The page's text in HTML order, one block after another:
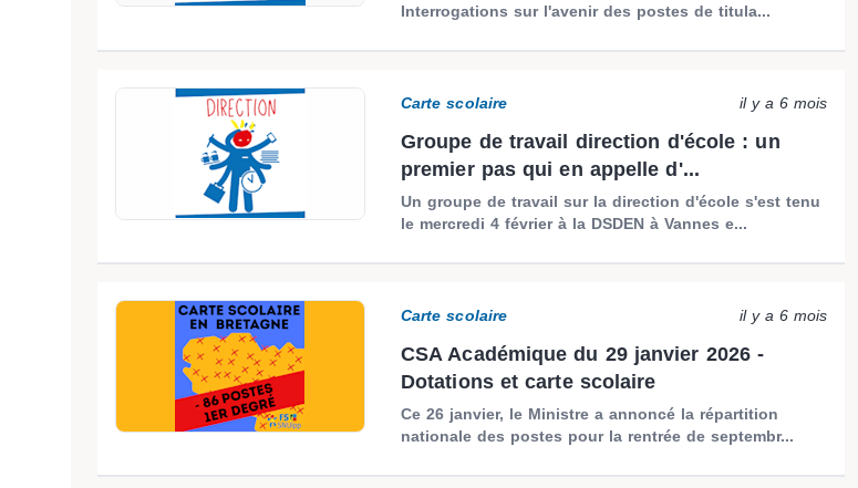
Interrogations sur l'avenir des postes de titula...
Carte scolaire il y a 6 mois
Groupe de travail direction d'école : un
premier pas qui en appelle d'...
Un groupe de travail sur la direction d'école s'est tenu
le mercredi 4 février à la DSDEN à Vannes e...
Carte scolaire il y a 6 mois
CSA Académique du 29 janvier 2026 -
Dotations et carte scolaire
Ce 26 janvier, le Ministre a annoncé la répartition
nationale des postes pour la rentrée de septembr...